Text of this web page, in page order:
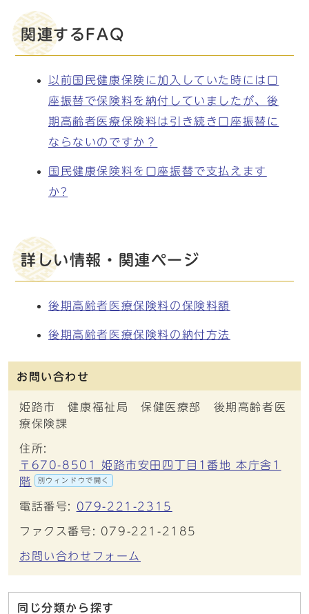
関連するFAQ
以前国民健康保険に加入していた時には口
座振替で保険料を納付していましたが、後
期高齢者医療保険料は引き続き口座振替に
ならないのですか？
国民健康保険料を口座振替で支払えます
か?
詳しい情報・関連ページ
後期高齢者医療保険料の保険料額
後期高齢者医療保険料の納付方法
お問い合わせ
姫路市 健康福祉局 保健医療部 後期高齢者医
療保険課
住所:
〒670-8501 姫路市安田四丁目1番地 本庁舎1
階
別ウィンドウで開く
電話番号: 079-221-2315
ファクス番号: 079-221-2185
お問い合わせフォーム
同じ分類から探す